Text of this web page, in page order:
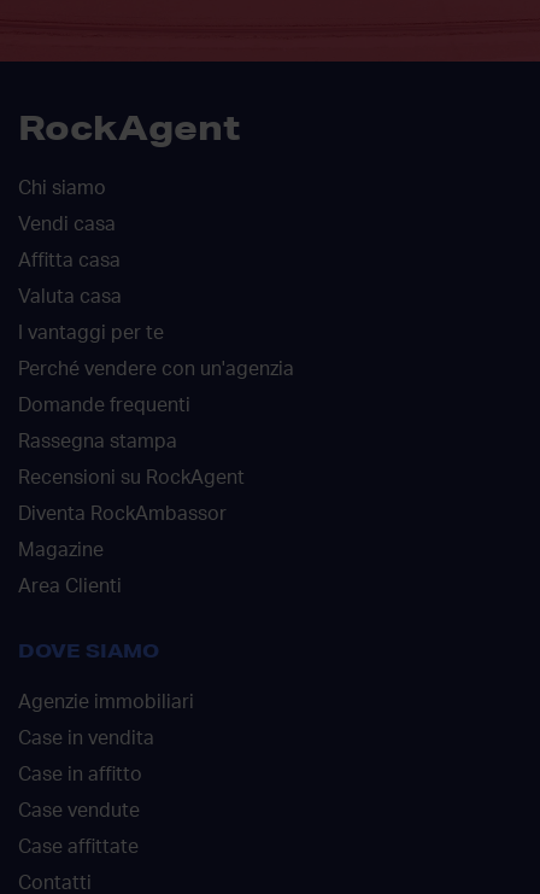
RockAgent
Chi siamo
Vendi casa
Affitta casa
Valuta casa
I vantaggi per te
Perché vendere con un'agenzia
Domande frequenti
Rassegna stampa
Recensioni su RockAgent
Diventa RockAmbassor
Magazine
Area Clienti
DOVE SIAMO
Agenzie immobiliari
Case in vendita
Case in affitto
Case vendute
Case affittate
Contatti